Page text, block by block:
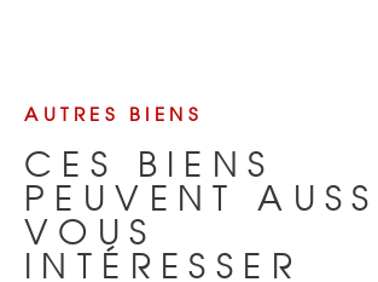
AUTRES BIENS
CES BIENS
PEUVENT
VOUS
INTÉRESSER